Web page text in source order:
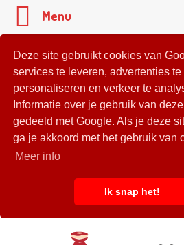
Deze site gebruikt cookies van
services te leveren, advertenties te
personaliseren en verkeer te
Informatie over je gebruik van
gedeeld met Google. Als je deze
ga je akkoord met het gebruik van
Meer info
Ik snap het!
Menu